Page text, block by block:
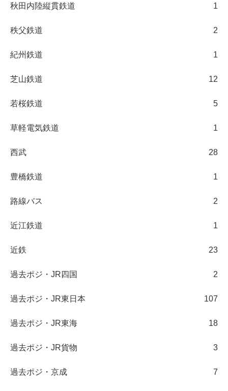
秋田内陸縦貫鉄道 1
秩父鉄道 2
紀州鉄道 1
芝山鉄道 12
若桜鉄道 5
草軽電気鉄道 1
西武 28
豊橋鉄道 1
路線バス 2
近江鉄道 1
近鉄 23
過去ポジ・JR四国 2
過去ポジ・JR東日本 107
過去ポジ・JR東海 18
過去ポジ・JR貨物 3
過去ポジ・京成 7